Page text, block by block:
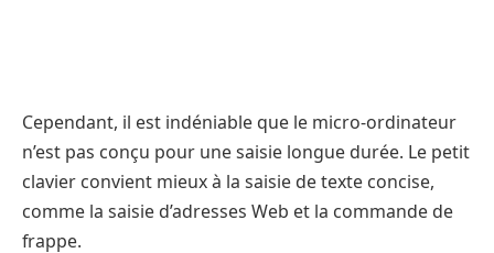
Cependant, il est indéniable que le micro-ordinateur
n’est pas conçu pour une saisie longue durée. Le petit
clavier convient mieux à la saisie de texte concise,
comme la saisie d’adresses Web et la commande de
frappe.